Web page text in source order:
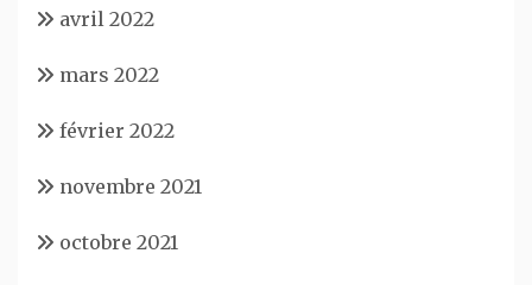
avril 2022
mars 2022
février 2022
novembre 2021
octobre 2021